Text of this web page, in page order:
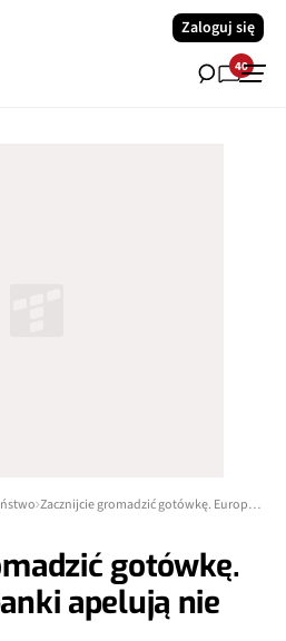
Zaloguj się
40
Zacznijcie gromadzić gotówkę. Europejskie banki apelują nie bez powodu
gotówkę.
apelują nie